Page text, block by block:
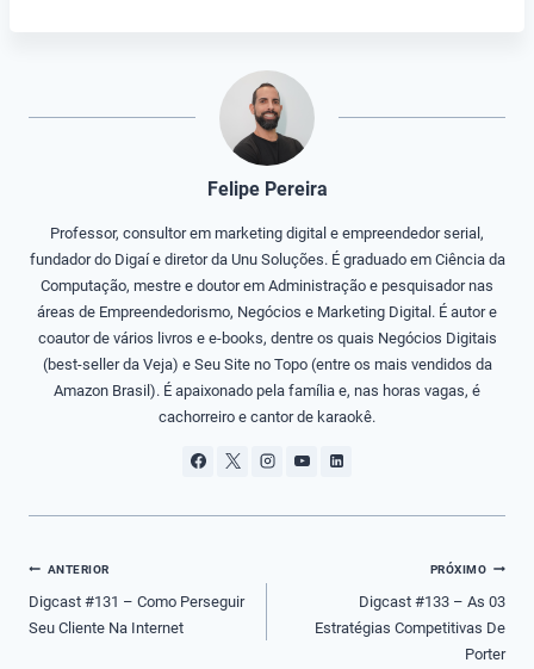
Felipe Pereira
Professor, consultor em marketing digital e empreendedor serial,
fundador do Digaí e diretor da Unu Soluções. É graduado em Ciência da
Computação, mestre e doutor em Administração e pesquisador nas
áreas de Empreendedorismo, Negócios e Marketing Digital. É autor e
coautor de vários livros e e-books, dentre os quais Negócios Digitais
(best-seller da Veja) e Seu Site no Topo (entre os mais vendidos da
Amazon Brasil). É apaixonado pela família e, nas horas vagas, é
cachorreiro e cantor de karaokê.
Navegação
de
Post
ANTERIOR
Digcast #131 – Como Perseguir
Seu Cliente Na Internet
PRÓXIMO
Digcast #133 – As 03
Estratégias Competitivas De
Porter